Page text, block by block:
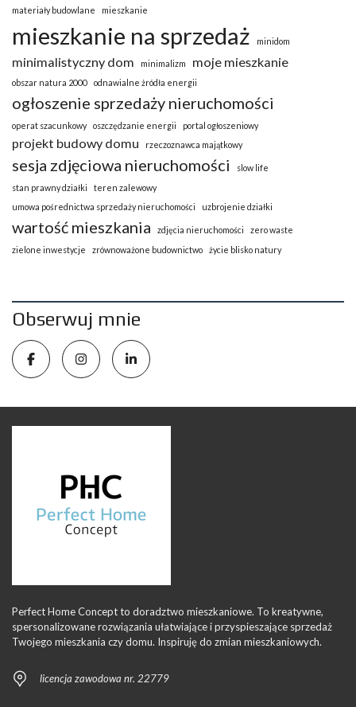
materiały budowlane mieszkanie
mieszkanie na sprzedaż minidom
minimalistyczny dom minimalizm moje mieszkanie
obszar natura 2000 odnawialne żródła energii
ogłoszenie sprzedaży nieruchomości
operat szacunkowy oszczędzanie energii portal ogłoszeniowy
projekt budowy domu rzeczoznawca majątkowy
sesja zdjęciowa nieruchomości
slow life
stan prawny działki
teren zalewowy
umowa pośrednictwa sprzedaży nieruchomości
uzbrojenie działki
wartość mieszkania zdjęcia nieruchomości
zero waste
zielone inwestycje
zrównoważone budownictwo życie blisko natury
Obserwuj mnie
Perfect Home Concept to doradztwo mieszkaniowe. To kreatywne,
spersonalizowane rozwiązania ułatwiające i przyspieszające sprzedaż
Twojego mieszkania czy domu. Inspiruję do zmian mieszkaniowych.
licencja zawodowa nr. 22779